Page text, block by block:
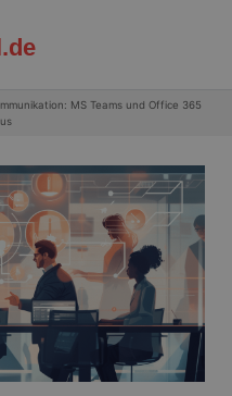
MS Teams und Office 365